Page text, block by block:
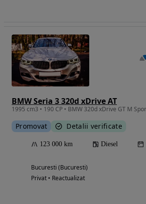
BMW Seria 3 320d xDrive AT
Promovat Detalii verificate
123 000 km Diesel
Bucuresti (Bucuresti)
Privat • Reactualizat